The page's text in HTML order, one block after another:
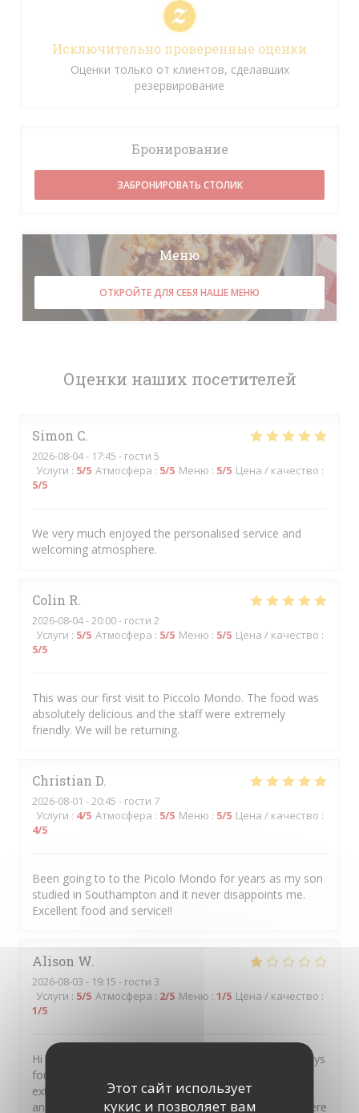
Этот сайт использует
кукис и позволяет вам
Оценки наших посетителей
Simon C
2026-08-04- 17:45 - гости 5
Услуги : 5/5 Атмосфера : 5/5 Меню : 5/5 Цена / качество :
5/5
We very much enjoyed the personalised service and
welcoming atmosphere.
Colin R
2026-08-04- 20:00 - гости 2
Услуги : 5/5 Атмосфера : 5/5 Меню : 5/5 Цена / качество :
5/5
This was our first visit to Piccolo Mondo. The food was
absolutely delicious and the staff were extremely
friendly. We will be returning.
Christian D
2026-08-01 - 20:45 - гости 7
Услуги : 4/5 Атмосфера : 5/5 Меню : 5/5 Цена / качество :
4/5
Been going to to the Picolo Mondo for years as my son
studied in Southampton and it never disappoints me.
Excellent food and service!!
Alison W
2026-08-03 - 19:15 - гости 3
Услуги : 5/5 Атмосфера : 2/5 Меню : 1/5 Цена / качество :
1/5
Hi I always recommend your restaurant as I have always
found the food exceptional But on this occasion was
extremely disappointed It was my sons birthday treat
and I had raved about you so much he said let’s go there
Исключительно проверенные оценки
Оценки только от клиентов, сделавших
резервирование
Бронирование
ЗАБРОНИРОВАТЬ СТОЛИК
Меню
ОТКРОЙТЕ ДЛЯ СЕБЯ НАШЕ МЕНЮ